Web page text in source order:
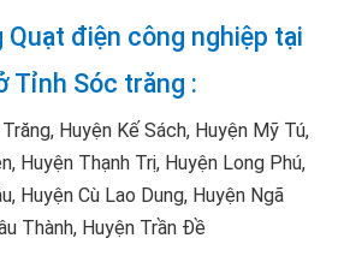
Quạt điện công nghiệp tại
Tỉnh Sóc trăng :
Huyện Kế Sách, Huyện Mỹ Tú,
Huyện Thạnh Trị, Huyện Long Phú,
Huyện Cù Lao Dung, Huyện Ngã
Thành, Huyện Trần Đề